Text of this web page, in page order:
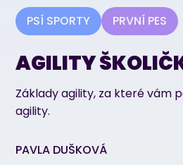
PSÍ SPORTY PRVNÍ PES
AGILITY
Základy agility, za které vám
agility.
PAVLA DUŠKOVÁ